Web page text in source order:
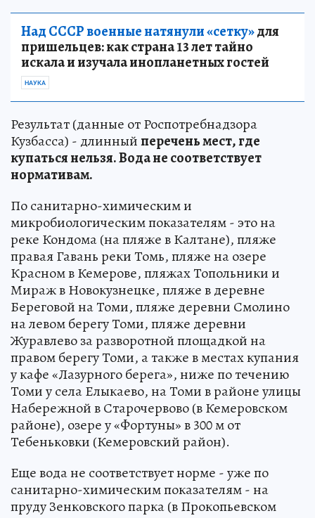
Над СССР военные натянули «сетку»для
пришельцев: как страна 13 лет тайно
искала и изучала инопланетных гостей
НАУКА
Результат (данные от Роспотребнадзора
Кузбасса) - длинныйперечень мест, где
купаться нельзя. Вода не соответствует
нормативам.
По санитарно-химическим и
микробиологическим показателям - это на
реке Кондома (на пляже в Калтане), пляже
правая Гавань реки Томь, пляже на озере
Красном в Кемерове, пляжах Топольники и
Мираж в Новокузнецке, пляже в деревне
Береговой на Томи, пляже деревни Смолино
на левом берегу Томи, пляже деревни
Журавлево за разворотной площадкой на
правом берегу Томи, а также в местах купания
у кафе «Лазурного берега», ниже по течению
Томи у села Елыкаево, на Томи в районе улицы
Набережной в Старочервово (в Кемеровском
районе), озере у «Фортуны» в 300 м от
Тебеньковки (Кемеровский район).
Еще вода не соответствует норме - уже по
санитарно-химическим показателям - на
пруду Зенковского парка (в Прокопьевском